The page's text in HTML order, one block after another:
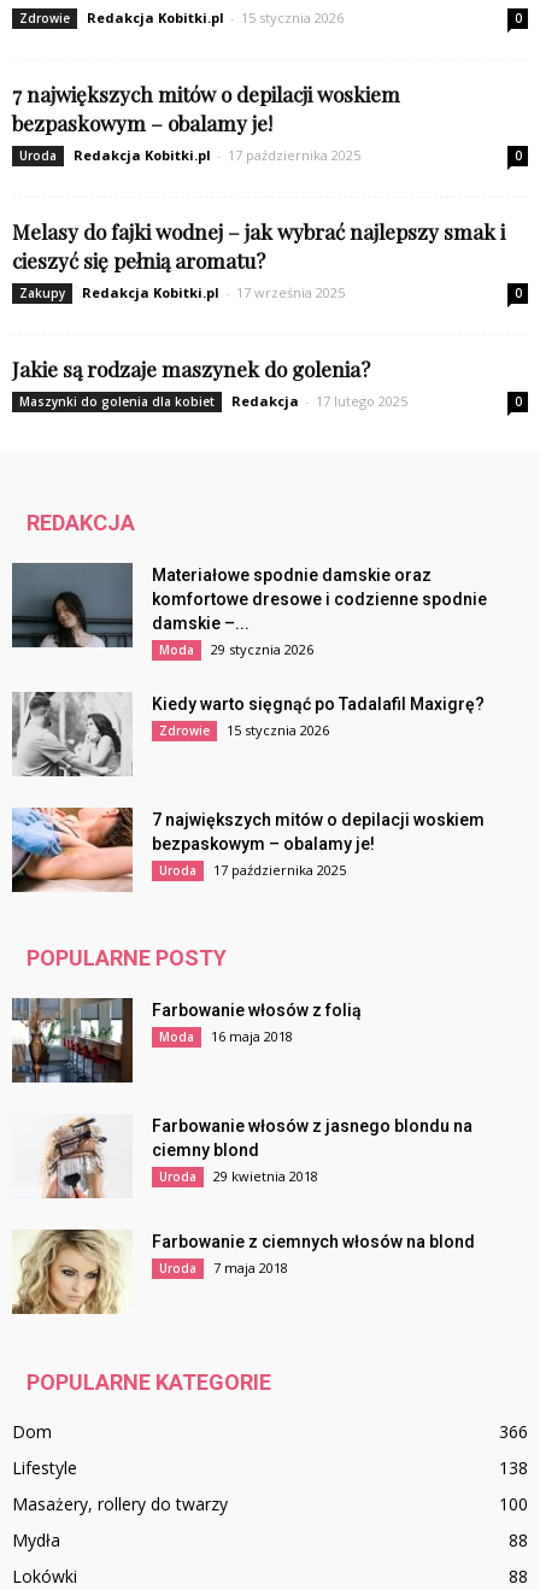
Zdrowie Redakcja Kobitki.pl - 15 stycznia 2026 0
7 największych mitów o depilacji woskiem
bezpaskowym – obalamy je!
Uroda Redakcja Kobitki.pl - 17 października 2025 0
Melasy do fajki wodnej – jak wybrać najlepszy smak i
cieszyć się pełnią aromatu?
Zakupy Redakcja Kobitki.pl - 17 września 2025 0
Jakie są rodzaje maszynek do golenia?
Maszynki do golenia dla kobiet Redakcja - 17 lutego 2025 0
REDAKCJA
Materiałowe spodnie damskie oraz
komfortowe dresowe i codzienne spodnie
damskie –...
Moda 29 stycznia 2026
Kiedy warto sięgnąć po Tadalafil Maxigrę?
Zdrowie 15 stycznia 2026
7 największych mitów o depilacji woskiem
bezpaskowym – obalamy je!
Uroda 17 października 2025
POPULARNE POSTY
Farbowanie włosów z folią
Moda 16 maja 2018
Farbowanie włosów z jasnego blondu na
ciemny blond
Uroda 29 kwietnia 2018
Farbowanie z ciemnych włosów na blond
Uroda 7 maja 2018
POPULARNE KATEGORIE
Dom
366
Lifestyle
138
Masażery, rollery do twarzy
100
Mydła
88
Lokówki
88